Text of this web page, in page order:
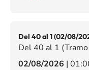
Del 40 al 1 (02/08/
Del 40 al 1
02/08/2026 |